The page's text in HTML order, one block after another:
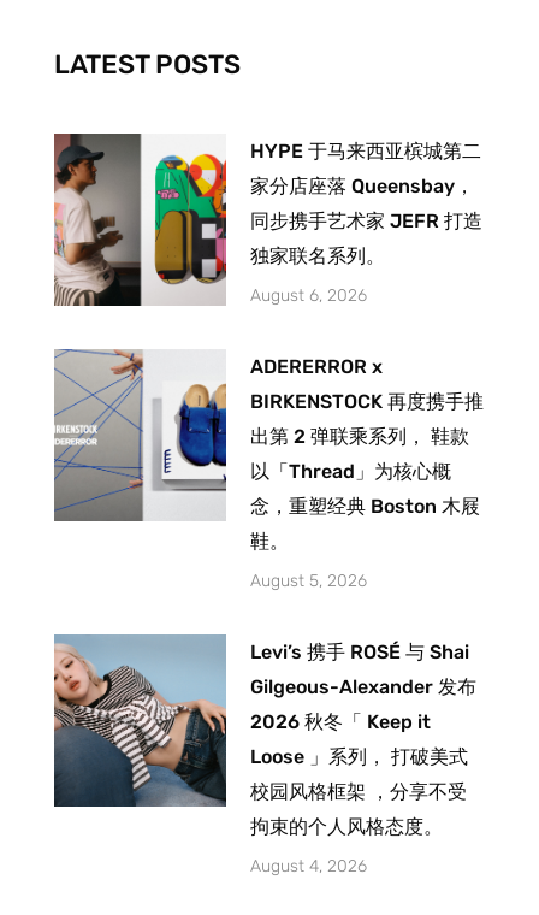
-
f
m
LATEST POSTS
HYPE 于马来西亚槟城第二
家分店座落 Queensbay，
同步携手艺术家 JEFR 打造
独家联名系列。
August 6, 2026
ADERERROR x
BIRKENSTOCK 再度携手推
出第 2 弹联乘系列， 鞋款
以「Thread」为核心概
念，重塑经典 Boston 木屐
鞋。
August 5, 2026
Levi’s 携手 ROSÉ 与 Shai
Gilgeous-Alexander 发布
2026 秋冬「 Keep it
Loose 」系列， 打破美式
校园风格框架 ，分享不受
拘束的个人风格态度。
August 4, 2026